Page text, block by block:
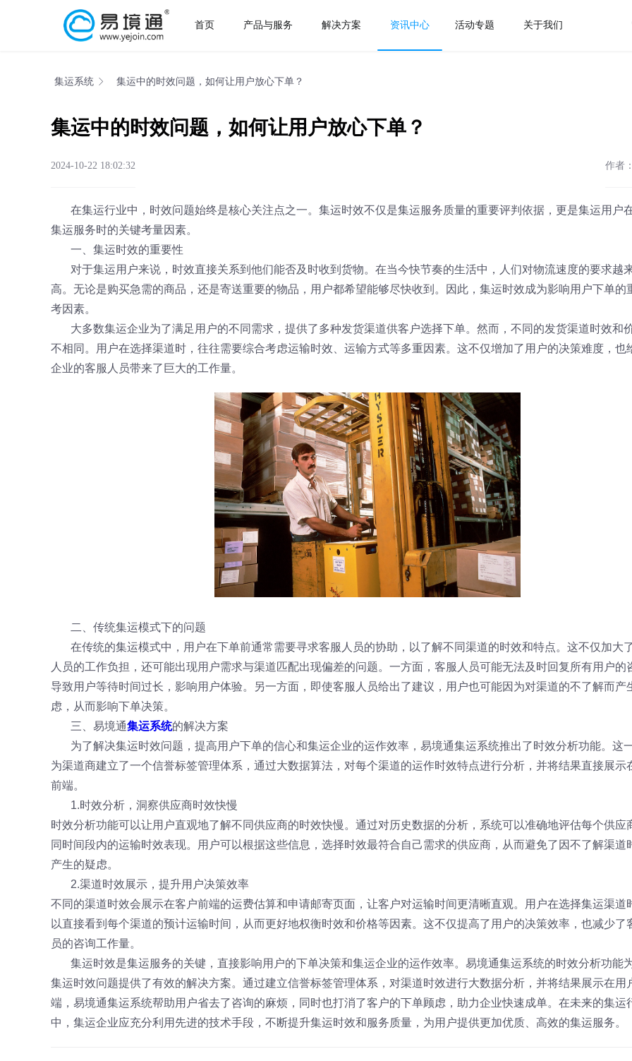
首页 产品与服务 解决方案 资讯中心 活动专题 关于我们
集运系统 集运中的时效问题，如何让用户放心下单？
集运中的时效问题，如何让用户放心下单？
2024-10-22 18:02:32 作者
在集运行业中，时效问题始终是核心关注点之一。集运时效不仅是集运服务质量的重要评判依据，更是集运用户
集运服务时的关键考量因素。
一、集运时效的重要性
对于集运用户来说，时效直接关系到他们能否及时收到货物。在当今快节奏的生活中，人们对物流速度的要求越
高。无论是购买急需的商品，还是寄送重要的物品，用户都希望能够尽快收到。因此，集运时效成为影响用户下单的
考因素。
大多数集运企业为了满足用户的不同需求，提供了多种发货渠道供客户选择下单。然而，不同的发货渠道时效和
不相同。用户在选择渠道时，往往需要综合考虑运输时效、运输方式等多重因素。这不仅增加了用户的决策难度，也
企业的客服人员带来了巨大的工作量。
二、传统集运模式下的问题
在传统的集运模式中，用户在下单前通常需要寻求客服人员的协助，以了解不同渠道的时效和特点。这不仅加大
人员的工作负担，还可能出现用户需求与渠道匹配出现偏差的问题。一方面，客服人员可能无法及时回复所有用户的
导致用户等待时间过长，影响用户体验。另一方面，即使客服人员给出了建议，用户也可能因为对渠道的不了解而产
虑，从而影响下单决策。
三、易境通集运系统的解决方案
为了解决集运时效问题，提高用户下单的信心和集运企业的运作效率，易境通集运系统推出了时效分析功能。这
为渠道商建立了一个信誉标签管理体系，通过大数据算法，对每个渠道的运作时效特点进行分析，并将结果直接展示
前端。
1.时效分析，洞察供应商时效快慢
时效分析功能可以让用户直观地了解不同供应商的时效快慢。通过对历史数据的分析，系统可以准确地评估每个供应
同时间段内的运输时效表现。用户可以根据这些信息，选择时效最符合自己需求的供应商，从而避免了因不了解渠道
产生的疑虑。
2.渠道时效展示，提升用户决策效率
不同的渠道时效会展示在客户前端的运费估算和申请邮寄页面，让客户对运输时间更清晰直观。用户在选择集运渠道
以直接看到每个渠道的预计运输时间，从而更好地权衡时效和价格等因素。这不仅提高了用户的决策效率，也减少了
员的咨询工作量。
集运时效是集运服务的关键，直接影响用户的下单决策和集运企业的运作效率。易境通集运系统的时效分析功能
集运时效问题提供了有效的解决方案。通过建立信誉标签管理体系，对渠道时效进行大数据分析，并将结果展示在用
端，易境通集运系统帮助用户省去了咨询的麻烦，同时也打消了客户的下单顾虑，助力企业快速成单。在未来的集运
中，集运企业应充分利用先进的技术手段，不断提升集运时效和服务质量，为用户提供更加优质、高效的集运服务。